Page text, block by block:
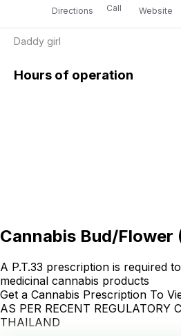
Directions Call Website
Daddy girl
Hours of operation
Cannabis Bud/Flower
A P.T.33 prescription is required
medicinal cannabis products
Get a Cannabis Prescription To
AS PER RECENT REGULATORY
THAILAND